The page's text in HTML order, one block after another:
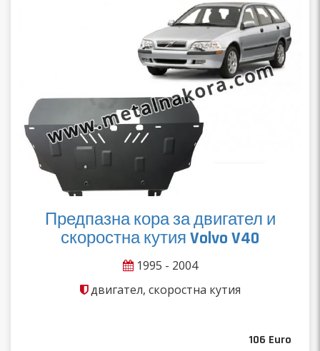
Предпазна кора за двигател и
скоростна кутия Volvo V40
1995 - 2004
двигател, скоростна кутия
106 Euro